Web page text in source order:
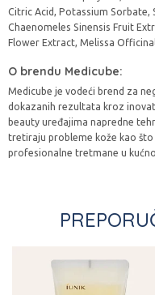
Citric Acid, Potassium Sorbate,
Chaenomeles Sinensis Fruit
Flower Extract, Melissa
O brendu Medicube:
Medicube je vodeći brend za
dokazanih rezultata kroz
beauty uređajima napredne
tretiraju probleme kože kao
profesionalne tretmane u